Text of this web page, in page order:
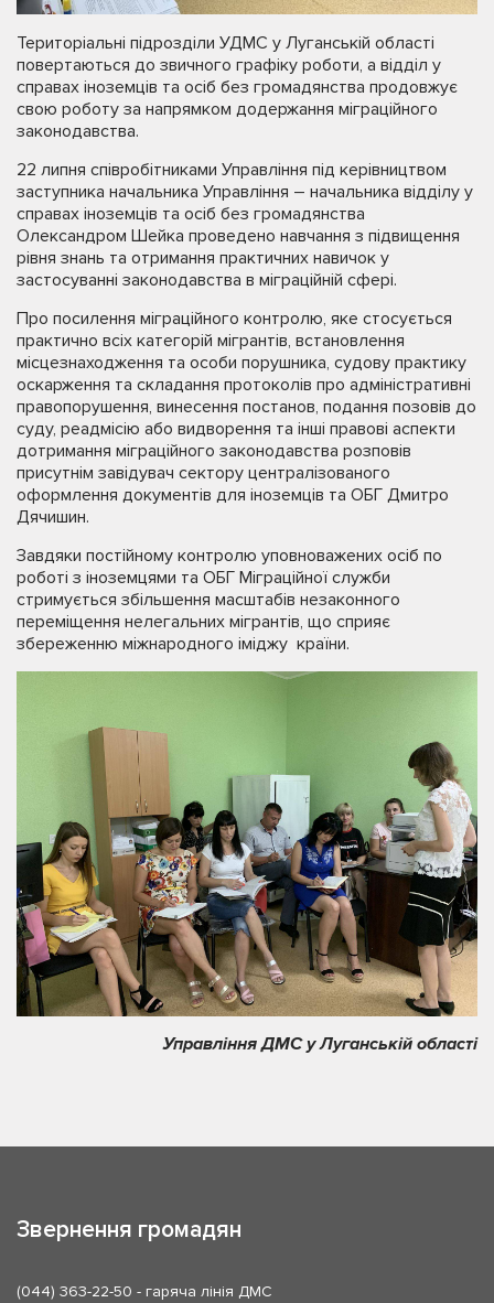
Територіальні підрозділи УДМС у Луганській області
повертаються до звичного графіку роботи, а відділ у
справах іноземців та осіб без громадянства продовжує
свою роботу за напрямком додержання міграційного
законодавства.
22 липня співробітниками Управління під керівництвом
заступника начальника Управління – начальника відділу у
справах іноземців та осіб без громадянства
Олександром Шейка проведено навчання з підвищення
рівня знань та отримання практичних навичок у
застосуванні законодавства в міграційній сфері.
Про посилення міграційного контролю, яке стосується
практично всіх категорій мігрантів, встановлення
місцезнаходження та особи порушника, судову практику
оскарження та складання протоколів про адміністративні
правопорушення, винесення постанов, подання позовів до
суду, реадмісію або видворення та інші правові аспекти
дотримання міграційного законодавства розповів
присутнім завідувач сектору централізованого
оформлення документів для іноземців та ОБГ Дмитро
Дячишин.
Завдяки постійному контролю уповноважених осіб по
роботі з іноземцями та ОБГ Міграційної служби
стримується збільшення масштабів незаконного
переміщення нелегальних мігрантів, що сприяє
збереженню міжнародного іміджу країни.
Управління ДМС у Луганській області
Звернення громадян
(044) 363-22-50 - гаряча лінія ДМС